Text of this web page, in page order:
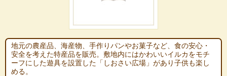
地元の農産品、海産物、手作りパンやお菓子など、食の安心・
安全を考えた特産品を販売。敷地内にはかわいいイルカをモチ
ーフにした遊具を設置した「しおさい広場」があり子供も楽し
める。